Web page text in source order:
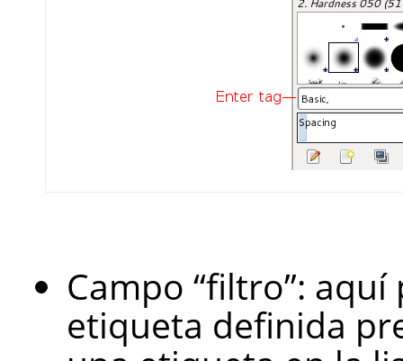
Campo “filtro”: aquí
etiqueta definida